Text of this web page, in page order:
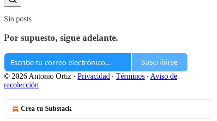
Sin posts
Por supuesto, sigue adelante.
Suscribirse
© 2026 Antonio Ortiz · Privacidad ∙ Términos ∙ Aviso de
recolección
Crea tu Substack